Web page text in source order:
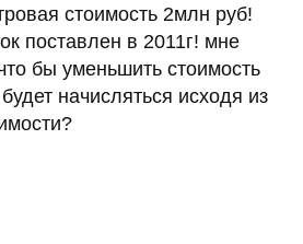
стоимость 2млн руб!
поставлен в 2011г! мне
бы уменьшить стоимость
начисляться исходя из